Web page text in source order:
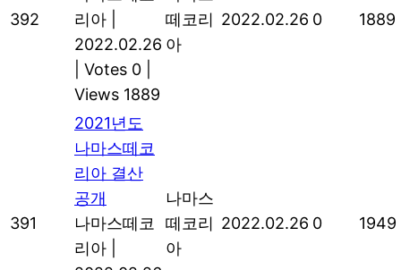
392
리아
2022.02.26
Votes 0
Views 1889
떼코리
아
2022.02.26 0 1889
391
2021년도
나마스떼코
리아 결산
공개
나마스떼코
리아
나마스
떼코리
아
2022.02.26 0 1949